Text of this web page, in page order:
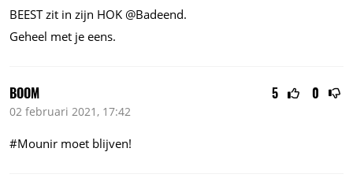
BEEST zit in zijn HOK @Badeend.
Geheel met je eens.
5 0
BOOM
02 februari 2021, 17:42
#Mounir moet blijven!